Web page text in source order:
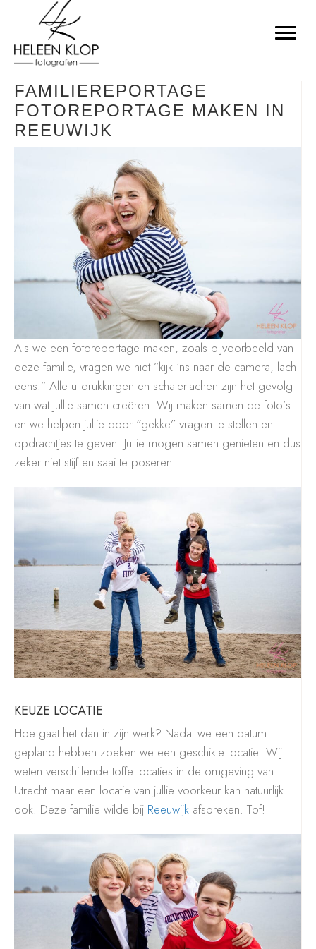
FAMILIEREPORTAGE
FOTOREPORTAGE MAKEN IN
REEUWIJK
Als we een fotoreportage maken, zoals bijvoorbeeld van
deze familie, vragen we niet”kijk ‘ns naar de camera, lach
eens!” Alle uitdrukkingen en schaterlachen zijn het gevolg
van wat jullie samen creëren. Wij maken samen de foto’s
en we helpen jullie door “gekke” vragen te stellen en
opdrachtjes te geven. Jullie mogen samen genieten en dus
zeker niet stijf en saai te poseren!
KEUZE LOCATIE
Hoe gaat het dan in zijn werk? Nadat we een datum
gepland hebben zoeken we een geschikte locatie. Wij
weten verschillende toffe locaties in de omgeving van
Utrecht maar een locatie van jullie voorkeur kan natuurlijk
ook. Deze familie wilde bij Reeuwijk afspreken. Tof!